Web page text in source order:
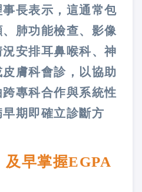
長表示，這通常包
肺功能檢查、影像
安排耳鼻喉科、神
膚科會診，以協助
專科合作與系統性
期即確立診斷方
早掌握EGPA